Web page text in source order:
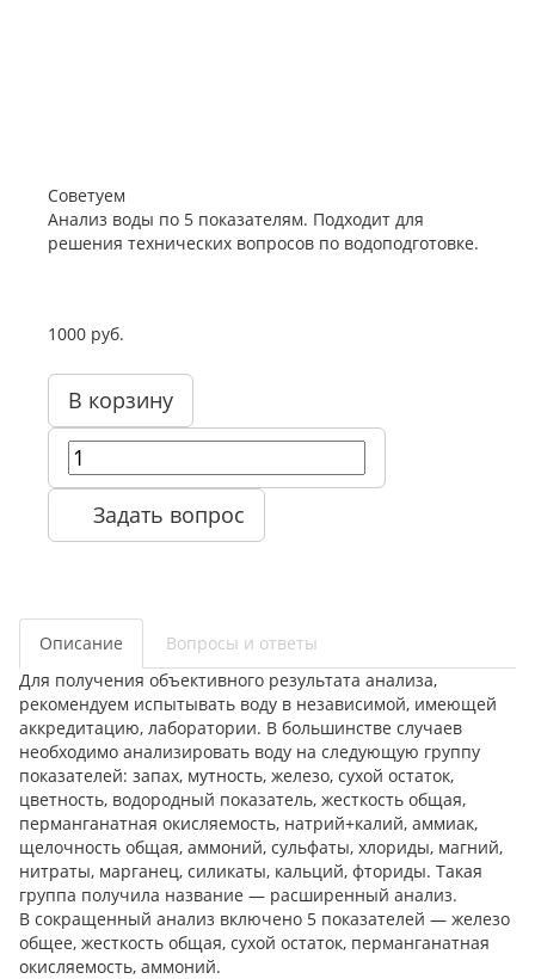
Cоветуем
Анализ воды по 5 показателям. Подходит для
решения технических вопросов по водоподготовке.
1000 руб.
В корзину
Задать вопрос
Описание
Вопросы и ответы
Для получения объективного результата анализа,
рекомендуем испытывать воду в независимой, имеющей
аккредитацию, лаборатории. В большинстве случаев
необходимо анализировать воду на следующую группу
показателей: запах, мутность, железо, сухой остаток,
цветность, водородный показатель, жесткость общая,
перманганатная окисляемость, натрий+калий, аммиак,
щелочность общая, аммоний, сульфаты, хлориды, магний,
нитраты, марганец, силикаты, кальций, фториды. Такая
группа получила название — расширенный анализ.
В сокращенный анализ включено 5 показателей — железо
общее, жесткость общая, сухой остаток, перманганатная
окисляемость, аммоний.